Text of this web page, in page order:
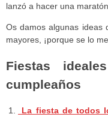
lanzó a hacer una maratón.
Os damos algunas ideas
mayores, ¡porque se lo
Fiestas
cumpleaños
La fiesta de todos